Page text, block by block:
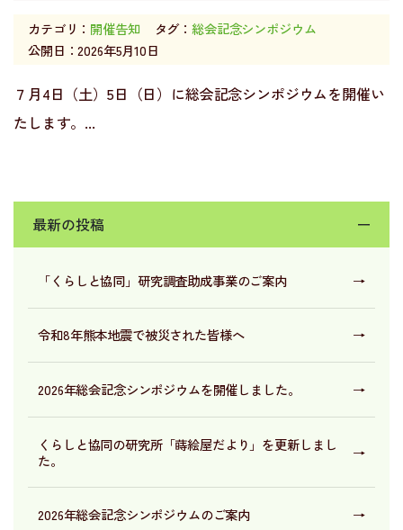
最新の投稿 ー
「くらしと協同」研究調査助成事業のご案内 →
令和8年熊本地震で被災された皆様へ →
2026年総会記念シンポジウムを開催しました。 →
くらしと協同の研究所「蒔絵屋だより」を更新しまし
た。
→
2026年総会記念シンポジウムのご案内 →
カテゴリ： 開催告知 タグ：総会記念シンポジウム
公開日：2026年5月10日
７月4日（土）5日（日）に総会記念シンポジウムを開催い
たします。...